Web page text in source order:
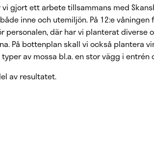
vi gjort ett arbete tillsammans med
inne och utemiljön. På 12:e
personalen, där har vi planterat diverse
På bottenplan skall vi också plantera
av mossa bl.a. en stor vägg i
av resultatet.